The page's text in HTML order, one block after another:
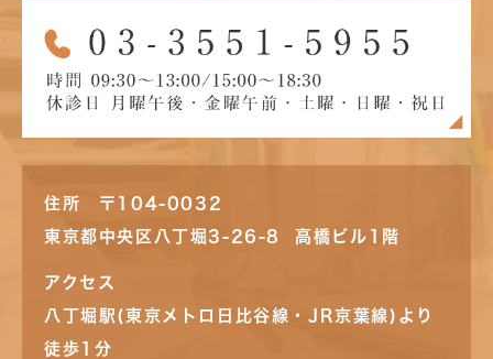
住所 〒104-0032
東京都中央区八丁堀3-26-8 高橋ビル1階
アクセス
八丁堀駅(東京メトロ日比谷線・JR京葉線)より
徒歩1分